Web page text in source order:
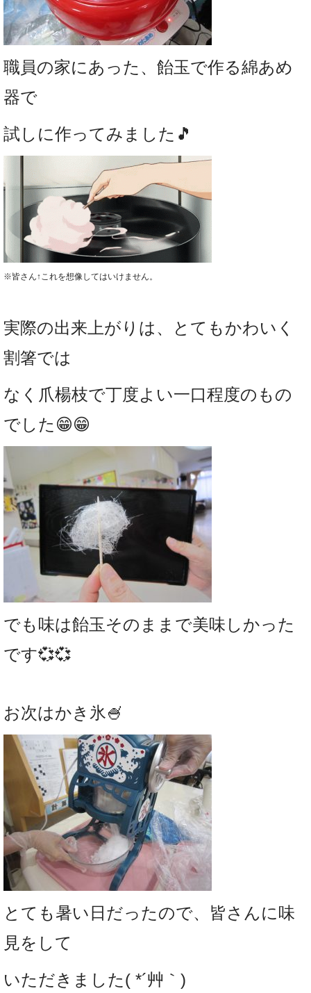
職員の家にあった、飴玉で作る綿あめ
器で
試しに作ってみました🎵
※皆さん↑これを想像してはいけません。
実際の出来上がりは、とてもかわいく
割箸では
なく爪楊枝で丁度よい一口程度のもの
でした😁😁
でも味は飴玉そのままで美味しかった
です💞💞
お次はかき氷🍧
とても暑い日だったので、皆さんに味
見をして
いただきました( *´艸｀)